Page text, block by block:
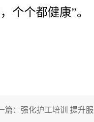
个个都健康”。
篇：强化护工培训 提升